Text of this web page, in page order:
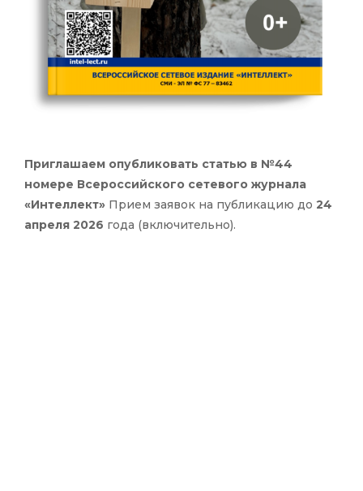
Приглашаем опубликовать статью в №44
номере Всероссийского сетевого журнала
«Интеллект» Прием заявок на публикацию до 24
апреля 2026 года (включительно).